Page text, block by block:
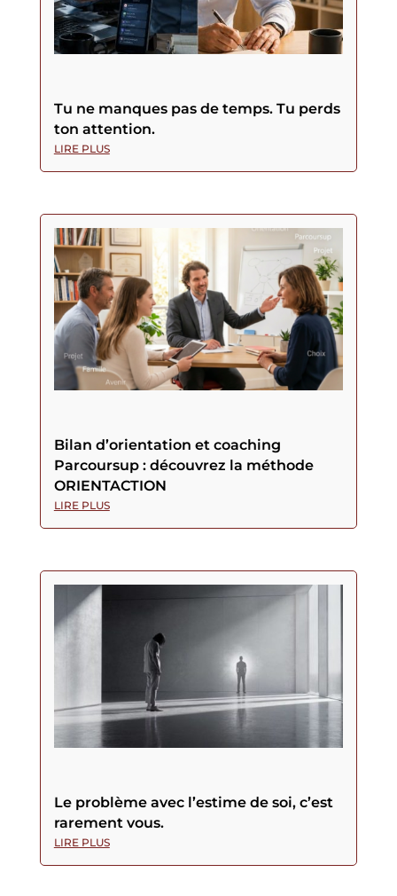
Tu ne manques pas de temps. Tu perds
ton attention.
LIRE PLUS
Bilan d’orientation et coaching
Parcoursup : découvrez la méthode
ORIENTACTION
LIRE PLUS
Le problème avec l’estime de soi, c’est
rarement vous.
LIRE PLUS